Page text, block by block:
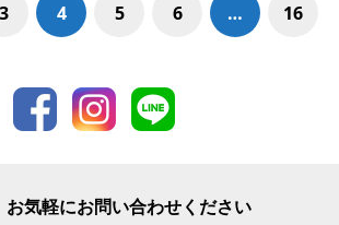
3 4 5 6 … 16
お気軽にお問い合わせください